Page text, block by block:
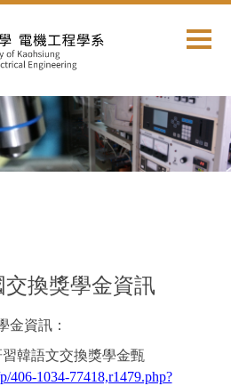
換獎學金資訊
金資訊：
韓語文交換獎學金甄
406-1034-77418,r1479.php?